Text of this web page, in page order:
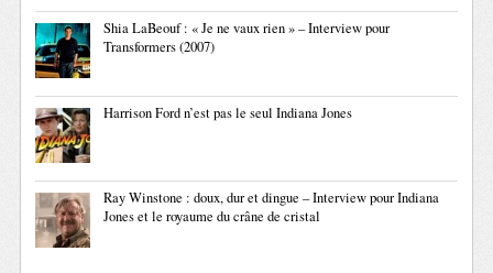
Shia LaBeouf : « Je ne vaux rien » – Interview pour
Transformers (2007)
Harrison Ford n’est pas le seul Indiana Jones
Ray Winstone : doux, dur et dingue – Interview pour Indiana
Jones et le royaume du crâne de cristal